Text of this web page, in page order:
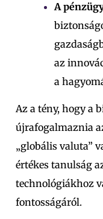
A
az
a
Az a tény, hogy a
újrafogalmaznia
„globális valuta”
értékes tanulság
technológiákhoz
fontosságáról.